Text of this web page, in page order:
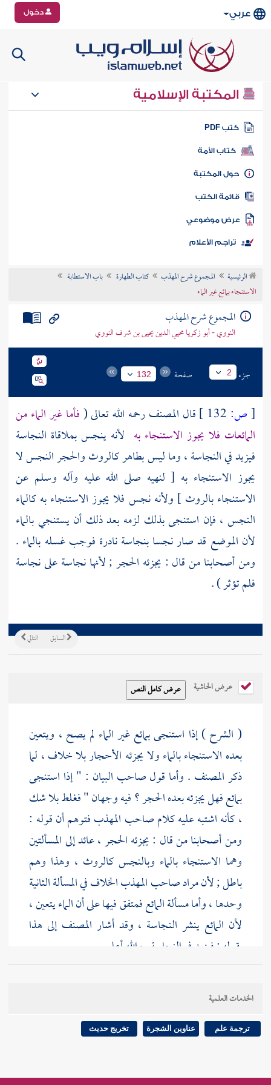
عربي دخول
المكتبة الإسلامية
كتب PDF
كتاب الأمة
المكتبة
الكتب
موضوعي
تراجم الأعلام
الرئيسية المجموع شرح المهذب كتاب الطهارة
باب الاستطابة
الاستنجاء بمائع غير الماء
المجموع شرح المهذب
النووي - أبو زكريا محيي الدين يحيى بن شرف النووي
جزء 2 صفحة 132
[ص: قال المصنفرحمه الله تعالى (فأما غير الماء من
المائعات فلا يجوز الاستنجاء به لأنه ينجس بملاقاة النجاسة
فيزيد في النجاسة ، وما ليس بطاهر كالروث والحجر النجس لا
يجوز الاستنجاء به [ لنهيه صلى الله عليه وآله وسلم عن
الاستنجاء بالروث ] ولأنه نجس فلا يجوز الاستنجاء به كالماء
النجس ، فإن استنجى بذلك لزمه بعد ذلك أن يستنجي بالماء
لأن الموضع قد صار نجسا بنجاسة نادرة فوجب غسله بالماء .
ومن أصحابنا من قال : يجزئه الحجر ; لأنها نجاسة على نجاسة
فلم تؤثر ) .
التالي السابق
عرض الحاشية
( الشرح ) إذا استنجى بمائع غير الماء لم يصح ، ويتعين
بعده الاستنجاء بالماء ولا يجزئه الأحجار بلا خلاف ، لما
ذكرالمصنف . وأما قول صاحب البيان : " إذا استنجى
بمائع فهل يجزئه بعده الحجر ؟ فيه وجهان " فغلط بلا شك
، كأنه اشتبه عليه كلام صاحب المهذب فتوهم أن قوله :
ومن أصحابنا من قال : يجزئه الحجر ، عائد إلى المسألتين
وهما الاستنجاء بالماء وبالنجس كالروث ، وهذا وهم
باطل ; لأن مراد صاحب المهذب الخلاف في المسألة الثانية
وحدها ، وأما مسألة المائع فمتفق فيها على أن الماء يتعين ،
لأن المائع ينشر النجاسة ، وقد أشار المصنفإلى هذا
بقوله : فيزيد في النجاسة . والله أعلم .
وأما النجس وهو الروث والحجر النجس وجلد الميتة
والثوب النجس وغيرها فلا يجوز الاستنجاء به ، فإن
خالف واستنجى به لم يصح بلا خلاف ، وهل يتعين بعده
ذكرهما المصنف بدليلهما ، الصحيح عند الجمهور يتعين
الخدمات العلمية
ترجمة علم عناوين الشجرة تخريج حديث